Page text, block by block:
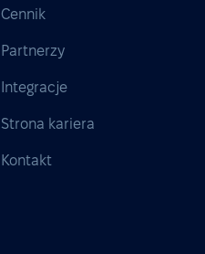
Cennik
Partnerzy
Integracje
Strona kariera
Kontakt